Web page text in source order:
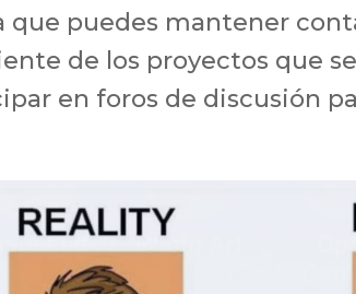
que puedes mantener
de los proyectos que
en foros de discusión